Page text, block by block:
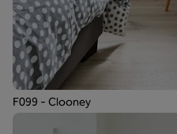
F099 - Clooney